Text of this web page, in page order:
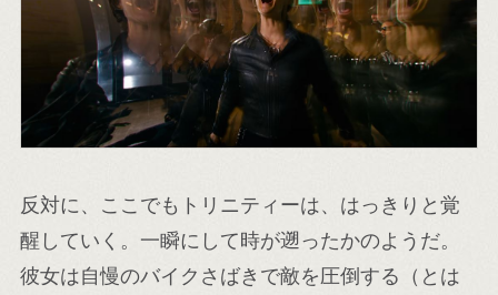
反対に、ここでもトリニティーは、はっきりと覚
醒していく。一瞬にして時が遡ったかのようだ。
彼女は自慢のバイクさばきで敵を圧倒する（とは